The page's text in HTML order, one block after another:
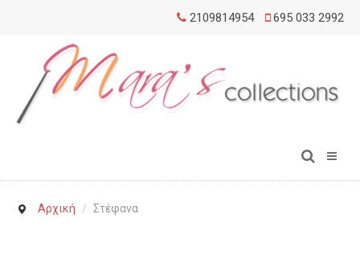
2109814954 695 033 2992
Αρχική / Στέφανα